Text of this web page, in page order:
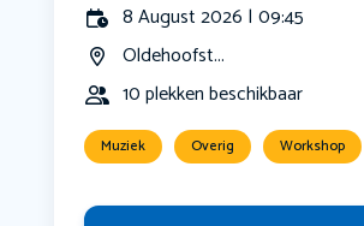
8 August 2026 | 09:45
Oldehoofst...
10 plekken beschikbaar
Muziek Overig Workshop